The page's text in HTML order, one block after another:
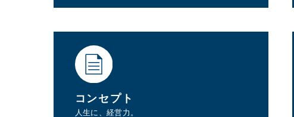
コンセプト
人生に、経営力。